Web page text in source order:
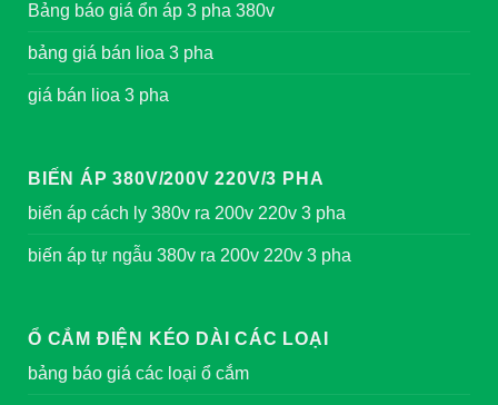
Bảng báo giá ổn áp 3 pha 380v
bảng giá bán lioa 3 pha
giá bán lioa 3 pha
BIẾN ÁP 380V/200V 220V/3 PHA
biến áp cách ly 380v ra 200v 220v 3 pha
biến áp tự ngẫu 380v ra 200v 220v 3 pha
Ổ CẮM ĐIỆN KÉO DÀI CÁC LOẠI
bảng báo giá các loại ổ cắm